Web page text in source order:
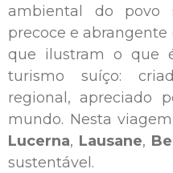
ambiental do povo
precoce e
que ilustram o que
turismo suíço:
regional, apreciado
mundo. Nesta
Lucerna, Lausane,
sustentável.